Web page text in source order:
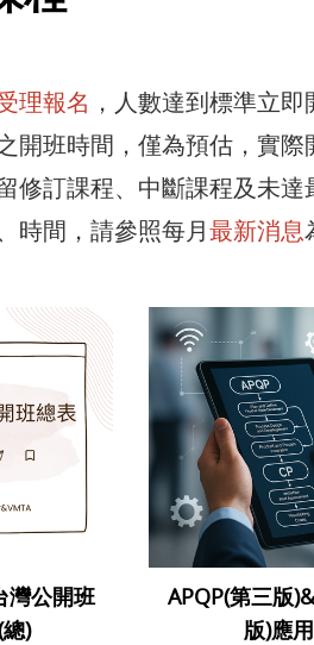
理報名 ，人數達到標準立即
開班時間，僅為預估，實
修訂課程、中斷課程及未達
時間，請參照每月最新消息
灣公開班
)
APQP(第三版
版)應用